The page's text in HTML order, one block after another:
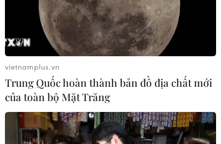
vietnamplus.vn
Trung Quốc hoàn thành bản đồ địa chất mới
của toàn bộ Mặt Trăng